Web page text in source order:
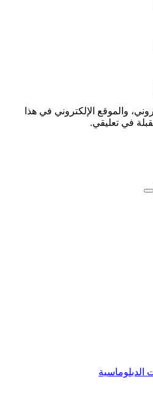
والموقع الإلكتروني في هذا
في تعليقي.
الدبلوماسية